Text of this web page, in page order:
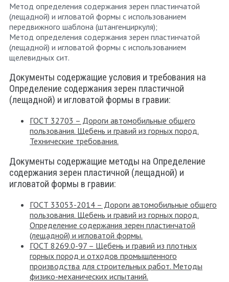
Метод определения содержания зерен пластинчатой
(лещадной) и игловатой формы с использованием
передвижного шаблона (штангенциркуля);
Метод определения содержания зерен пластинчатой
(лещадной) и игловатой формы с использованием
щелевидных сит.
Документы содержащие условия и требования на
Определение содержания зерен пластичной
(лещадной) и игловатой формы в гравии:
ГОСТ 32703 – Дороги автомобильные общего
пользования. Щебень и гравий из горных пород.
Технические требования.
Документы содержащие методы на Определение
содержания зерен пластичной (лещадной) и
игловатой формы в гравии:
ГОСТ 33053-2014 – Дороги автомобильные общего
пользования. Щебень и гравий из горных пород.
Определение содержания зерен пластинчатой
(лещадной) и игловатой формы.
ГОСТ 8269.0-97 – Щебень и гравий из плотных
горных пород и отходов промышленного
производства для строительных работ. Методы
физико-механических испытаний.